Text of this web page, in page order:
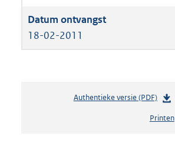
18-02-2011
Authentieke versie (PDF)b
s
Printen